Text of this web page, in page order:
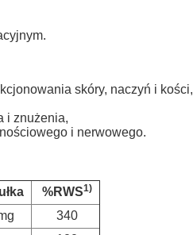
skóry, naczyń i kości,
i znużenia,
i nerwowego.
%RWS1)
340